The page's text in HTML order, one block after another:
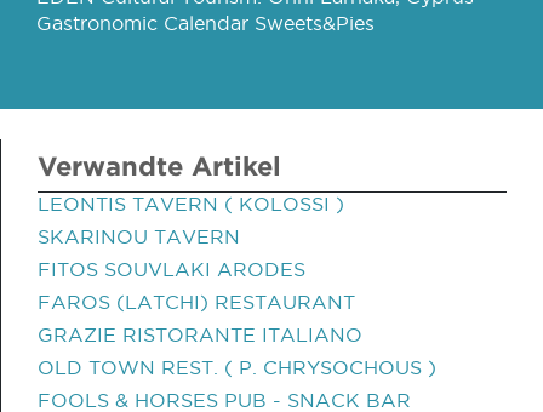
Gastronomic Calendar Sweets&Pies
Verwandte Artikel
LEONTIS TAVERN ( KOLOSSI )
SKARINOU TAVERN
FITOS SOUVLAKI ARODES
FAROS (LATCHI) RESTAURANT
GRAZIE RISTORANTE ITALIANO
OLD TOWN REST. ( P. CHRYSOCHOUS )
FOOLS & HORSES PUB - SNACK BAR